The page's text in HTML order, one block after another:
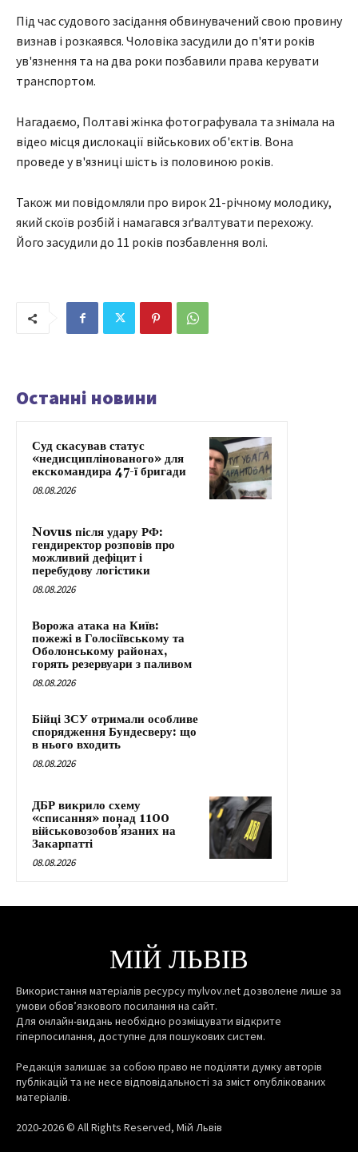
Під час судового засідання обвинувачений свою провину
визнав і розкаявся. Чоловіка засудили до п'яти років
ув'язнення та на два роки позбавили права керувати
транспортом.
Нагадаємо, Полтаві жінка фотографувала та знімала на
відео місця дислокації військових об'єктів. Вона
проведе у в'язниці шість із половиною років.
Також ми повідомляли про вирок 21-річному молодику,
який скоїв розбій і намагався зґвалтувати перехожу.
Його засудили до 11 років позбавлення волі.
Останні новини
Суд скасував статус
«недисциплінованого» для
екскомандира 47-ї бригади
08.08.2026
Novus після удару РФ:
гендиректор розповів про
можливий дефіцит і
перебудову логістики
08.08.2026
Ворожа атака на Київ:
пожежі в Голосіївському та
Оболонському районах,
горять резервуари з паливом
08.08.2026
Бійці ЗСУ отримали особливе
спорядження Бундесверу: що
в нього входить
08.08.2026
ДБР викрило схему
«списання» понад 1100
військовозобов’язаних на
Закарпатті
08.08.2026
МІЙ ЛЬВІВ
Використання матеріалів ресурсу mylvov.net дозволене лише за
умови обов’язкового посилання на сайт.
Для онлайн-видань необхідно розміщувати відкрите
гіперпосилання, доступне для пошукових систем.
Редакція залишає за собою право не поділяти думку авторів
публікацій та не несе відповідальності за зміст опублікованих
матеріалів.
2020-2026 © All Rights Reserved, Мій Львів